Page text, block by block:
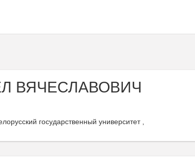
ВЯЧЕСЛАВОВИЧ
государственный университет ,